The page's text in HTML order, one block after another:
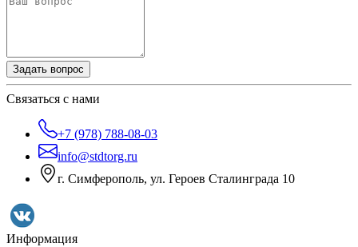
Задать вопрос
Связаться с нами
+7 (978) 788-08-03
info@stdtorg.ru
г. Симферополь, ул. Героев Сталинграда 10
Информация